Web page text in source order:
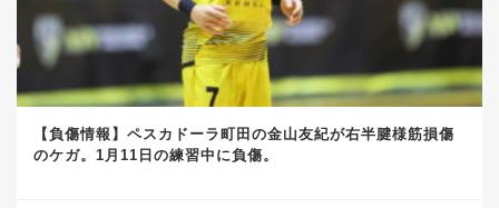
【負傷情報】ペスカドーラ町田の金山友紀が右半腱様筋損傷
のケガ。1月11日の練習中に負傷。